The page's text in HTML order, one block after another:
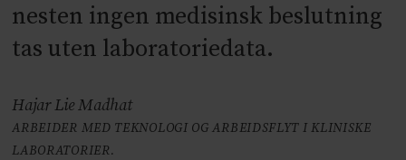
nesten ingen medisinsk beslutning
tas uten laboratoriedata.
Hajar Lie Madhat
ARBEIDER MED TEKNOLOGI OG ARBEIDSFLYT I KLINISKE
LABORATORIER.